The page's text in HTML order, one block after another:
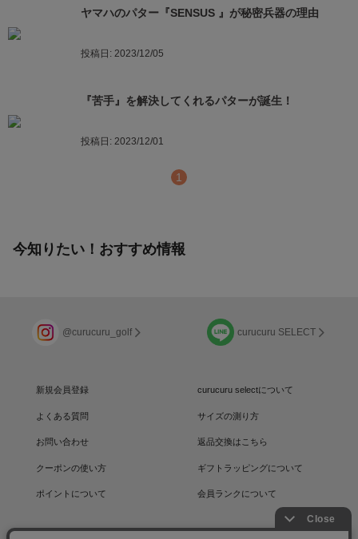
ヤマハのパター『SENSUS 』が秘密兵器の理由
投稿日: 2023/12/05
『苦手』を解決してくれるパターが誕生！
投稿日: 2023/12/01
1
今知りたい！おすすめ情報
@curucuru_golf curucuru SELECT
新規会員登録 curucuru selectについて
よくある質問 サイズの測り方
お問い合わせ 返品交換はこちら
クーポンの使い方 ギフトラッピングについて
ポイントについて 会員ランクについて